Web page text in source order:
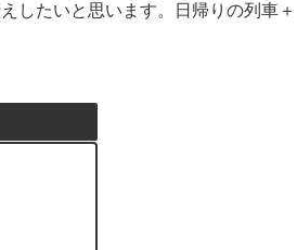
したいと思います。日帰りの列車＋